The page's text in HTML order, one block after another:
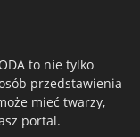
to nie tylko
przedstawienia
mieć twarzy,
portal.